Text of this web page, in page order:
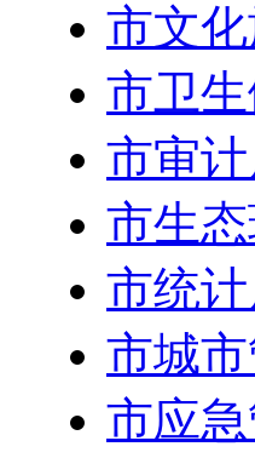
市文
市卫
市审
市生
市统
市城
市应